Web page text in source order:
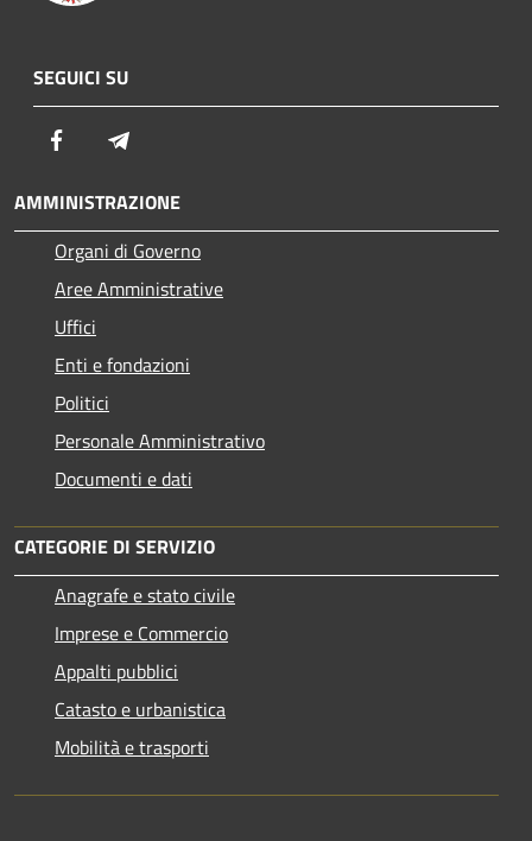
SEGUICI SU
Facebook
AMMINISTRAZIONE
Organi di Governo
Aree Amministrative
Uffici
Enti e fondazioni
Politici
Personale Amministrativo
Documenti e dati
CATEGORIE DI SERVIZIO
Anagrafe e stato civile
Imprese e Commercio
Appalti pubblici
Catasto e urbanistica
Mobilità e trasporti